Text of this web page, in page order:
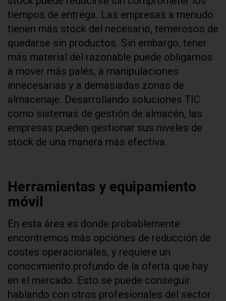
tiempos de entrega. Las empresas a menudo
tienen más stock del necesario, temerosos de
quedarse sin productos. Sin embargo, tener
más material del razonable puede obligarnos
a mover más palés, a manipulaciones
innecesarias y a demasiadas zonas de
almacenaje. Desarrollando soluciones TIC
como sistemas de gestión de almacén, las
empresas pueden gestionar sus niveles de
stock de una manera más efectiva.
Herramientas y equipamiento
móvil
En esta área es donde probablemente
encontremos más opciones de reducción de
costes operacionales, y requiere un
conocimiento profundo de la oferta que hay
en el mercado. Esto se puede conseguir
hablando con otros profesionales del sector